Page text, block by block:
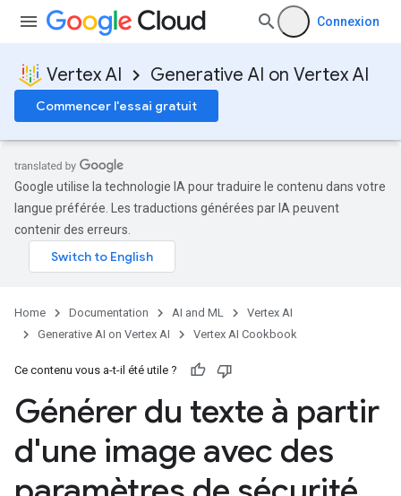
Connexion
Vertex AI Generative AI on Vertex AI
Commencer l'essai gratuit
Google utilise la technologie IA pour traduire le contenu dans votre
langue préférée. Les traductions générées par IA peuvent
contenir des erreurs.
Home Documentation AI and ML
Vertex AI
Generative AI on Vertex AI
Vertex AI Cookbook
Ce contenu vous a-t-il été utile ?
Générer du texte à partir
d'une image avec des